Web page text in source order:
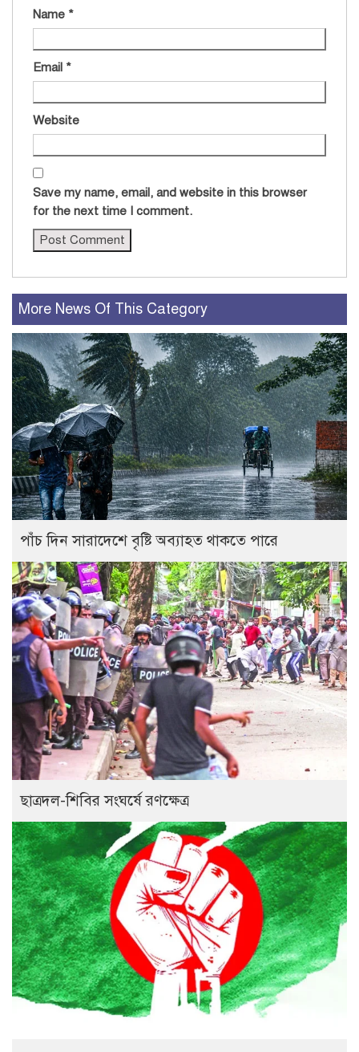
Name *
Email *
Website
Save my name, email, and website in this browser
for the next time I comment.
More News Of This Category
পাঁচ দিন সারাদেশে বৃষ্টি অব্যাহত থাকতে পারে
ছাত্রদল-শিবির সংঘর্ষে রণক্ষেত্র